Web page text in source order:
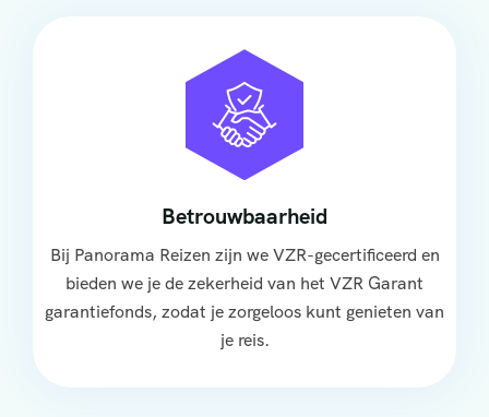
Betrouwbaarheid
Bij Panorama Reizen zijn we VZR-gecertificeerd en
bieden we je de zekerheid van het VZR Garant
garantiefonds, zodat je zorgeloos kunt genieten van
je reis.